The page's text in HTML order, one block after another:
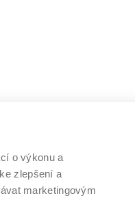
V BRNĚ
o výkonu a
zlepšení a
marketingovým